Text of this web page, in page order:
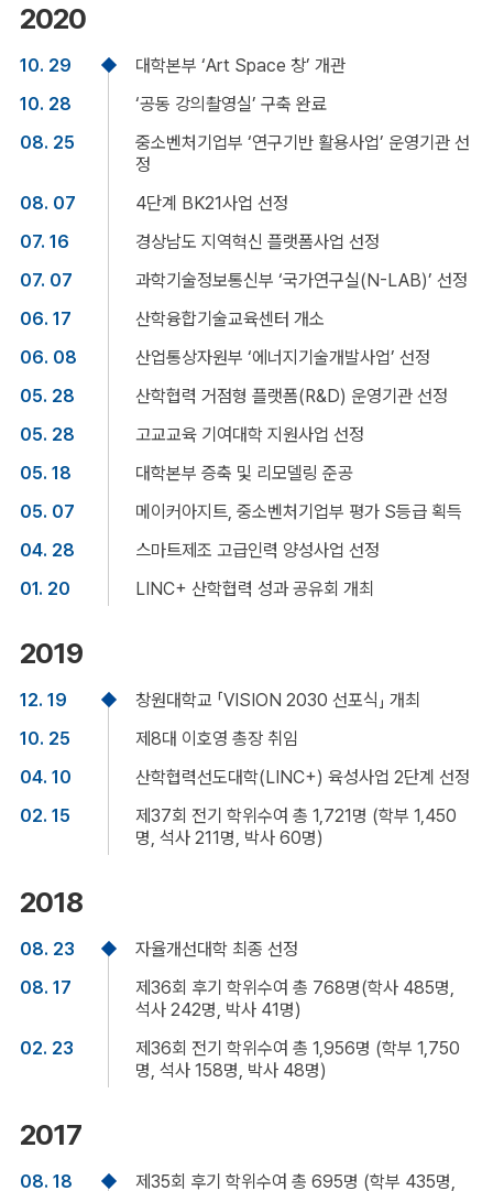
2020
10. 29
대학본부 ‘Art Space 창’ 개관
10. 28
‘공동 강의촬영실’ 구축 완료
08. 25
중소벤처기업부 ‘연구기반 활용사업’ 운영기관 선
정
08. 07
4단계 BK21사업 선정
07. 16
경상남도 지역혁신 플랫폼사업 선정
07. 07
과학기술정보통신부 ‘국가연구실(N-LAB)’ 선정
06. 17
산학융합기술교육센터 개소
06. 08
산업통상자원부 ‘에너지기술개발사업’ 선정
05. 28
산학협력 거점형 플랫폼(R&D) 운영기관 선정
05. 28
고교교육 기여대학 지원사업 선정
05. 18
대학본부 증축 및 리모델링 준공
05. 07
메이커아지트, 중소벤처기업부 평가 S등급 획득
04. 28
스마트제조 고급인력 양성사업 선정
01. 20
LINC+ 산학협력 성과 공유회 개최
2019
12. 19
창원대학교 「VISION 2030 선포식」 개최
10. 25
제8대 이호영 총장 취임
04. 10
산학협력선도대학(LINC+) 육성사업 2단계 선정
02. 15
제37회 전기 학위수여 총 1,721명 (학부 1,450
명, 석사 211명, 박사 60명)
2018
08. 23
자율개선대학 최종 선정
08. 17
제36회 후기 학위수여 총 768명(학사 485명,
석사 242명, 박사 41명)
02. 23
제36회 전기 학위수여 총 1,956명 (학부 1,750
명, 석사 158명, 박사 48명)
2017
08. 18 제35회 후기 학위수여 총 695명 (학부 435명,